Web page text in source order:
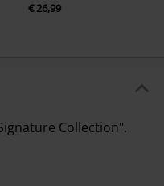
€ 26,99
Collection".